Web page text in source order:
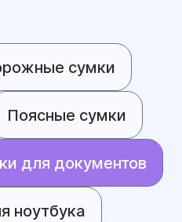
сумки
Поясные сумки
для документов
ноутбука